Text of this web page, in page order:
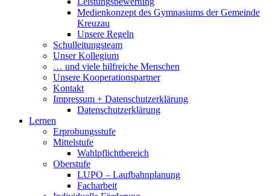
Medienkonzept des Gymnasiums der Gemeinde
Kreuzau
Unsere Regeln
Schulleitungsteam
Unser Kollegium
… und viele hilfreiche Menschen
Unsere Kooperationspartner
Kontakt
Impressum + Datenschutzerklärung
Datenschutzerklärung
Lernen
Erprobungsstufe
Mittelstufe
Wahlpflichtbereich
Oberstufe
LUPO – Laufbahnplanung
Facharbeit